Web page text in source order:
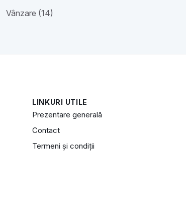
Vânzare (14)
LINKURI UTILE
Prezentare generală
Contact
Termeni și condiții